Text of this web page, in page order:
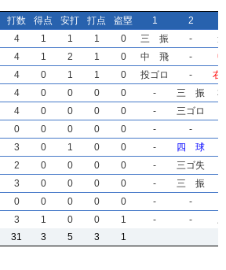
打数 得点 安打 打点 盗塁 1
2
4 1 1 1 0 三 振 -
4 1 2 1 0 中 飛 -
4 0 1 1 0 投ゴロ -
右
4 0 0 0 0 - 三 振
4 0 0 0 0 -
三ゴロ
0 0 0 0 0 -
-
3 0 1 0 0 -
四 球
2 0 0 0 0 -
三ゴ失
3 0 0 0 0 -
三 振
0 0 0 0 0 -
-
3 1 0 0 1 - -
31 3 5 3 1
打数 得点 安打 打点 盗塁 1
2
4 1 1 1 0 三 振 -
4 1 2 1 0 中 飛 -
4 0 1 1 0 投ゴロ -
右
4 0 0 0 0 - 三 振
4 0 0 0 0 -
三ゴロ
0 0 0 0 0 -
-
3 0 1 0 0 -
四 球
2 0 0 0 0 -
三ゴ失
3 0 0 0 0 -
三 振
0 0 0 0 0 -
-
3 1 0 0 1 - -
31 3 5 3 1
打数 得点 安打 打点 盗塁 1
2
4 1 1 1 0 三 振 -
4 1 2 1 0 中 飛 -
4 0 1 1 0 投ゴロ -
右
4 0 0 0 0 - 三 振
4 0 0 0 0 -
三ゴロ
0 0 0 0 0 -
-
3 0 1 0 0 -
四 球
2 0 0 0 0 -
三ゴ失
3 0 0 0 0 -
三 振
0 0 0 0 0 -
-
3 1 0 0 1 - -
31 3 5 3 1
打数 得点 安打 打点 盗塁 1
2
4 1 1 1 0 三 振 -
4 1 2 1 0 中 飛 -
4 0 1 1 0 投ゴロ -
右
4 0 0 0 0 - 三 振
4 0 0 0 0 -
三ゴロ
0 0 0 0 0 -
-
3 0 1 0 0 -
四 球
2 0 0 0 0 -
三ゴ失
3 0 0 0 0 -
三 振
0 0 0 0 0 -
-
3 1 0 0 1 - -
31 3 5 3 1